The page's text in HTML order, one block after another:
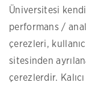
Üniversitesi
performans /
çerezleri,
sitesinden
çerezlerdir.